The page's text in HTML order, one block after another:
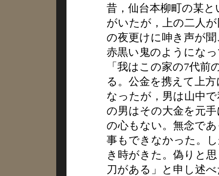
昔，仙台本柳町の某
がいたが，上の二人
の夜更けに呻き声が
赤黒い鬼のようにな
「我はこの家の7代
る。公金を携えて上
なったが，男は山中
の男はその大金を元
の心もない。無念で
事もできなかった。
き時がきた。偽りと
刀がある」と申し述